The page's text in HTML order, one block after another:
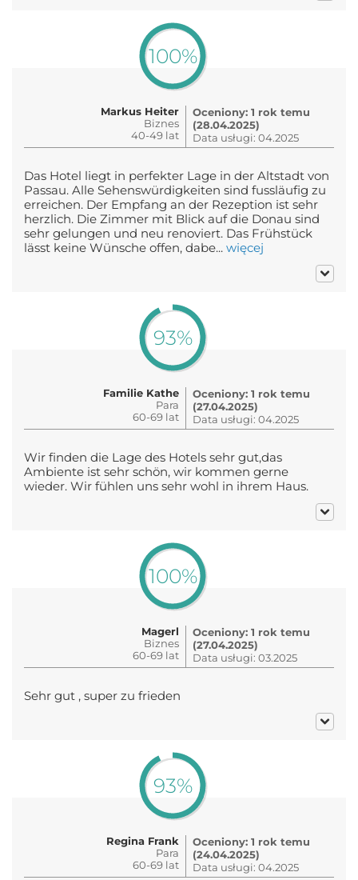
100%
Markus Heiter
Biznes
40-49 lat
Oceniony: 1 rok temu
(28.04.2025)
Data usługi: 04.2025
Das Hotel liegt in perfekter Lage in der Altstadt von
Passau. Alle Sehenswürdigkeiten sind fussläufig zu
erreichen. Der Empfang an der Rezeption ist sehr
herzlich. Die Zimmer mit Blick auf die Donau sind
sehr gelungen und neu renoviert. Das Frühstück
lässt keine Wünsche offen, dabe... więcej
93%
Familie Kathe
Para
60-69 lat
Oceniony: 1 rok temu
(27.04.2025)
Data usługi: 04.2025
Wir finden die Lage des Hotels sehr gut,das
Ambiente ist sehr schön, wir kommen gerne
wieder. Wir fühlen uns sehr wohl in ihrem Haus.
100%
Magerl
Biznes
60-69 lat
Oceniony: 1 rok temu
(27.04.2025)
Data usługi: 03.2025
Sehr gut , super zu frieden
93%
Regina Frank
Para
60-69 lat
Oceniony: 1 rok temu
(24.04.2025)
Data usługi: 04.2025